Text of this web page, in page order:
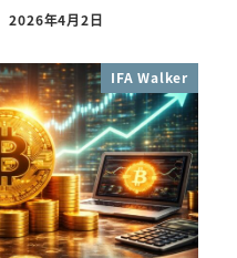
2026年4月2日
IFA Walker